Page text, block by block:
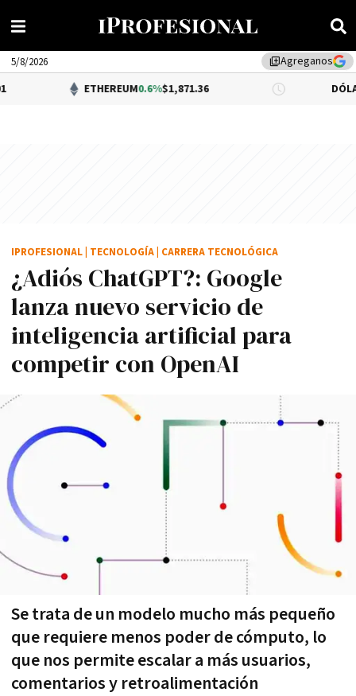
library_addAgreganos
5/8/2026
ETHEREUM 0.6%$1,871.36 DÓLAR BNA
¿Adiós ChatGPT?: Google
lanza nuevo servicio de
inteligencia artificial para
competir con OpenAI
Se trata de un modelo mucho más pequeño
que requiere menos poder de cómputo, lo
que nos permite escalar a más usuarios,
comentarios y retroalimentación
IPROFESIONAL TECNOLOGÍA CARRERA TECNOLÓGICA